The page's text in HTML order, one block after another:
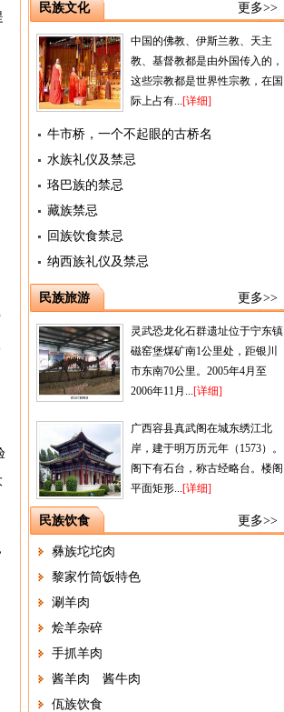
更多>>
民族文化
中国的佛教、伊斯兰教、天主
教、基督教都是由外国传入的，
这些宗教都是世界性宗教，在国
际上占有...[详细]
牛市桥，一个不起眼的古桥名
水族礼仪及禁忌
珞巴族的禁忌
藏族禁忌
回族饮食禁忌
纳西族礼仪及禁忌
更多>>
民族旅游
灵武恐龙化石群遗址位于宁东镇
磁窑堡煤矿南1公里处，距银川
市东南70公里。2005年4月至
2006年11月...[详细]
广西容县真武阁在城东绣江北
岸，建于明万历元年（1573）。
阁下有石台，称古经略台。楼阁
平面矩形...[详细]
更多>>
民族饮食
彝族坨坨肉
黎家竹筒饭特色
涮羊肉
烩羊杂碎
手抓羊肉
酱羊肉 酱牛肉
佤族饮食